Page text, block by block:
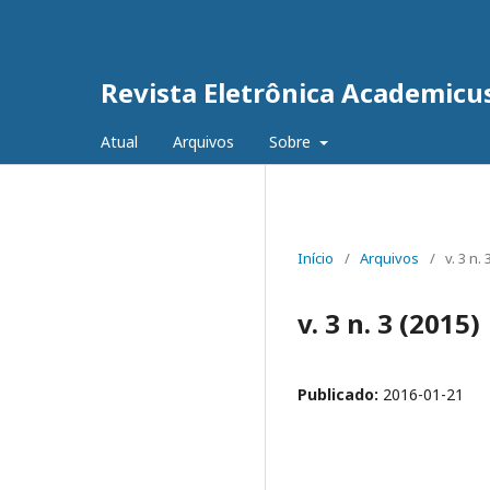
Revista Eletrônica
Atual Arquivos Sobre
Início / Arquivos / v. 3 n.
v. 3 n. 3 (2015)
Publicado: 2016-01-21